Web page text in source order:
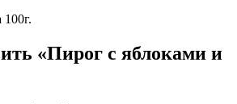
«Пирог с яблоками и